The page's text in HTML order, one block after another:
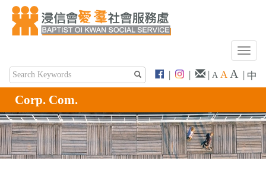
T
g
l
e
n
a
| | | A A A | 中
Corp. Com.